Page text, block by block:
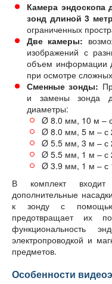
Камера эндоскопа
зонд длиной 3
ограниченных
Две камеры:
изображений с
объем информации
при осмотре
Сменные зонды:
и замены зонда
диаметры:
Ø 8.0 мм, 10 м –
Ø 8.0 мм, 5 м – с
Ø 5.5 мм, 3 м – с
Ø 5.5 мм, 1 м – с
Ø 3.9 мм, 1 м – с
В комплект
дополнительные
к зонду с помощью
предотвращает их
функциональность
электропроводкой и
предметов.
Особенности